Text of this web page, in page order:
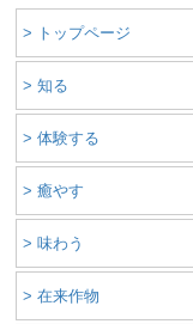
> トップページ
> 知る
> 体験する
> 癒やす
> 味わう
> 在来作物